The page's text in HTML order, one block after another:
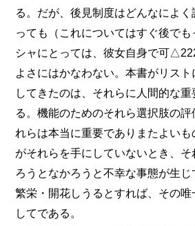
る。だが、後見制度はどんなによ
っても（これについてはすぐ後で
シャにとっては、彼女自身で可
よさにはかなわない。本書がリス
してきたのは、それらに人間的な
る。機能のためのそれら選択肢の
れらは本当に重要でありまたよい
がそれらを手にしていないとき、
ろうとなかろうと不幸な事態が生
繁栄・開花しうるとすれば、その唯
してである。